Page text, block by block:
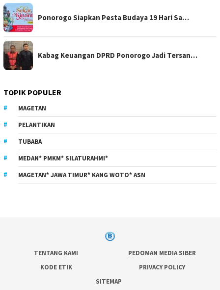
Ponorogo Siapkan Pesta Budaya 19 Hari Sa…
Kabag Keuangan DPRD Ponorogo Jadi Tersan…
TOPIK POPULER
MAGETAN
PELANTIKAN
TUBABA
MEDAN* PMKM* SILATURAHMI*
MAGETAN* JAWA TIMUR* KANG WOTO* ASN
TENTANG KAMI
PEDOMAN MEDIA SIBER
KODE ETIK
PRIVACY POLICY
SITEMAP